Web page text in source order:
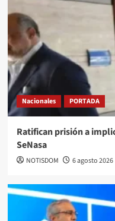
Nacionales PORTADA
Ratifican prisión a
SeNasa
NOTISDOM 6 agosto 2026